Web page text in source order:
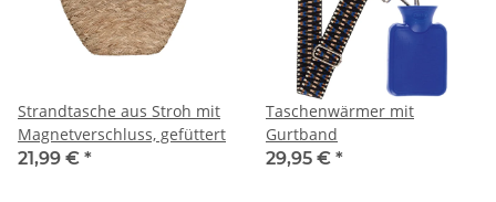
Strandtasche aus Stroh mit
Magnetverschluss, gefüttert
21,99 € *
Taschenwärmer mit
Gurtband
29,95 € *